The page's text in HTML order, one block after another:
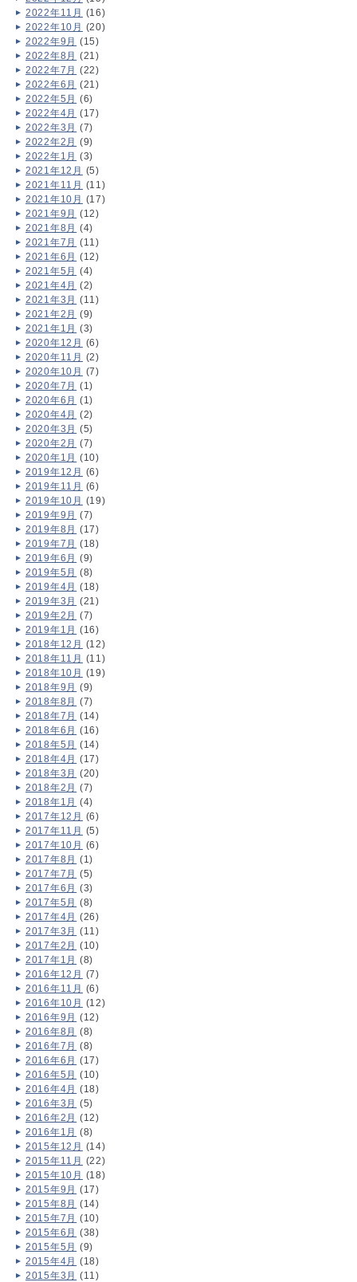
2022年11月 (16)
2022年10月 (20)
2022年9月 (15)
2022年8月 (21)
2022年7月 (22)
2022年6月 (21)
2022年5月 (6)
2022年4月 (17)
2022年3月 (7)
2022年2月 (9)
2022年1月 (3)
2021年12月 (5)
2021年11月 (11)
2021年10月 (17)
2021年9月 (12)
2021年8月 (4)
2021年7月 (11)
2021年6月 (12)
2021年5月 (4)
2021年4月 (2)
2021年3月 (11)
2021年2月 (9)
2021年1月 (3)
2020年12月 (6)
2020年11月 (2)
2020年10月 (7)
2020年7月 (1)
2020年6月 (1)
2020年4月 (2)
2020年3月 (5)
2020年2月 (7)
2020年1月 (10)
2019年12月 (6)
2019年11月 (6)
2019年10月 (19)
2019年9月 (7)
2019年8月 (17)
2019年7月 (18)
2019年6月 (9)
2019年5月 (8)
2019年4月 (18)
2019年3月 (21)
2019年2月 (7)
2019年1月 (16)
2018年12月 (12)
2018年11月 (11)
2018年10月 (19)
2018年9月 (9)
2018年8月 (7)
2018年7月 (14)
2018年6月 (16)
2018年5月 (14)
2018年4月 (17)
2018年3月 (20)
2018年2月 (7)
2018年1月 (4)
2017年12月 (6)
2017年11月 (5)
2017年10月 (6)
2017年8月 (1)
2017年7月 (5)
2017年6月 (3)
2017年5月 (8)
2017年4月 (26)
2017年3月 (11)
2017年2月 (10)
2017年1月 (8)
2016年12月 (7)
2016年11月 (6)
2016年10月 (12)
2016年9月 (12)
2016年8月 (8)
2016年7月 (8)
2016年6月 (17)
2016年5月 (10)
2016年4月 (18)
2016年3月 (5)
2016年2月 (12)
2016年1月 (8)
2015年12月 (14)
2015年11月 (22)
2015年10月 (18)
2015年9月 (17)
2015年8月 (14)
2015年7月 (10)
2015年6月 (38)
2015年5月 (9)
2015年4月 (18)
2015年3月 (11)